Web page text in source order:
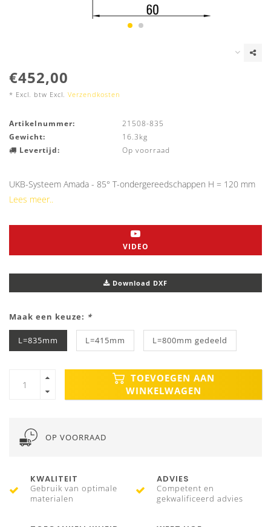
€452,00
* Excl. btw Excl. Verzendkosten
Artikelnummer:
21508-835
Gewicht:
16.3kg
Levertijd:
Op voorraad
UKB-Systeem Amada - 85° T-ondergereedschappen H = 120 mm
Lees meer..
VIDEO
Download DXF
Maak een keuze: *
L=835mm L=415mm L=800mm gedeeld
TOEVOEGEN AAN
WINKELWAGEN
OP VOORRAAD
KWALITEIT
Gebruik van optimale
materialen
ADVIES
Competent en
gekwalificeerd advies